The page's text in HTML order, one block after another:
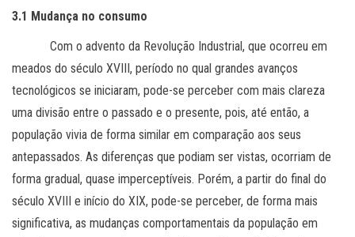
3.1 Mudança no consumo
Com o advento da Revolução Industrial, que ocorreu em
meados do século XVIII, período no qual grandes avanços
tecnológicos se iniciaram, pode-se perceber com mais clareza
uma divisão entre o passado e o presente, pois, até então, a
população vivia de forma similar em comparação aos seus
antepassados. As diferenças que podiam ser vistas, ocorriam de
forma gradual, quase imperceptíveis. Porém, a partir do final do
século XVIII e início do XIX, pode-se perceber, de forma mais
significativa, as mudanças comportamentais da população em